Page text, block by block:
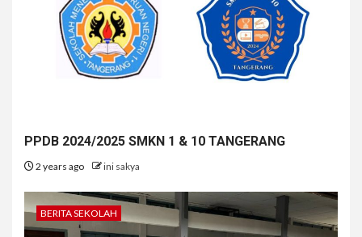
PPDB 2024/2025 SMKN 1 & 10 TANGERANG
2 years ago ini sakya
BERITA SEKOLAH